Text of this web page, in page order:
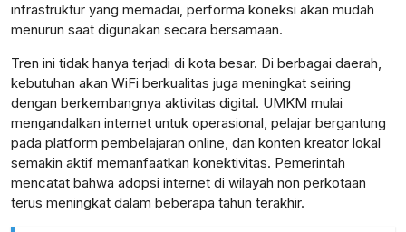
lensabidik.com
infrastruktur yang memadai, performa koneksi akan mudah
menurun saat digunakan secara bersamaan.
Tren ini tidak hanya terjadi di kota besar. Di berbagai daerah,
kebutuhan akan WiFi berkualitas juga meningkat seiring
dengan berkembangnya aktivitas digital. UMKM mulai
mengandalkan internet untuk operasional, pelajar bergantung
pada platform pembelajaran online, dan konten kreator lokal
semakin aktif memanfaatkan konektivitas. Pemerintah
mencatat bahwa adopsi internet di wilayah non perkotaan
terus meningkat dalam beberapa tahun terakhir.